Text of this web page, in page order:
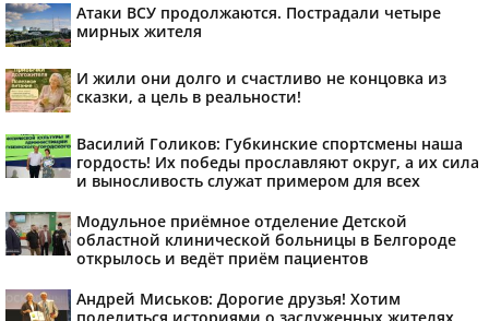
Атаки ВСУ продолжаются. Пострадали четыре
мирных жителя
И жили они долго и счастливо не концовка из
сказки, а цель в реальности!
Василий Голиков: Губкинские спортсмены наша
гордость! Их победы прославляют округ, а их сила
и выносливость служат примером для всех
Модульное приёмное отделение Детской
областной клинической больницы в Белгороде
открылось и ведёт приём пациентов
Андрей Миськов: Дорогие друзья! Хотим